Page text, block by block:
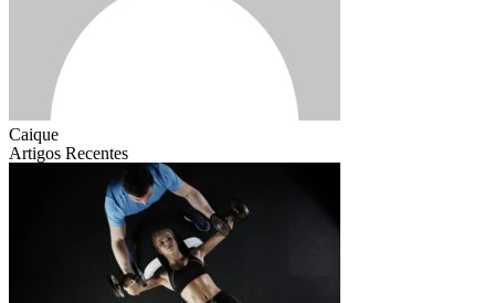
Caique
Artigos Recentes